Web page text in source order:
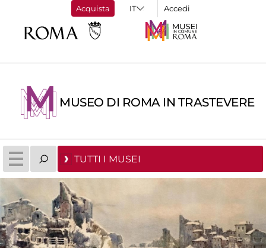
Acquista Accedi
MUSEO DI ROMA IN TRASTEVERE
TUTTI I MUSEI